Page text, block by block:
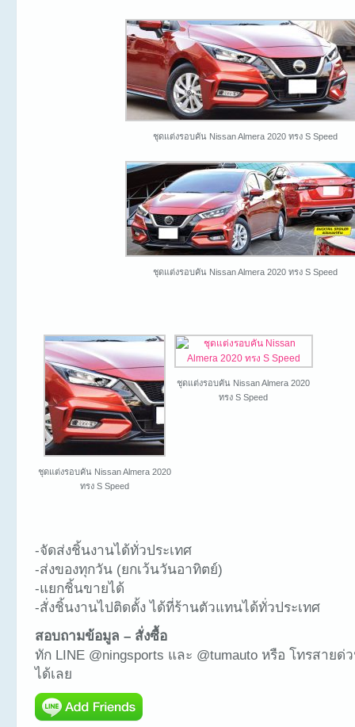
ชุดแต่งรอบคัน Nissan Almera 2020 ทรง S Speed
ชุดแต่งรอบคัน Nissan Almera 2020 ทรง S Speed
ชุดแต่งรอบคัน Nissan Almera 2020
ทรง S Speed
ชุดแต่งรอบคัน Nissan Almera 2020
ทรง S Speed
-จัดส่งชิ้นงานได้ทั่วประเทศ
-ส่งของทุกวัน (ยกเว้นวันอาทิตย์)
-แยกชิ้นขายได้
-สั่งชิ้นงานไปติดตั้ง ได้ที่ร้านตัวแทนได้ทั่วประเทศ
สอบถามข้อมูล – สั่งซื้อ
ทัก LINE @ningsports และ @tumauto หรือ โทรสายด่
ได้เลย